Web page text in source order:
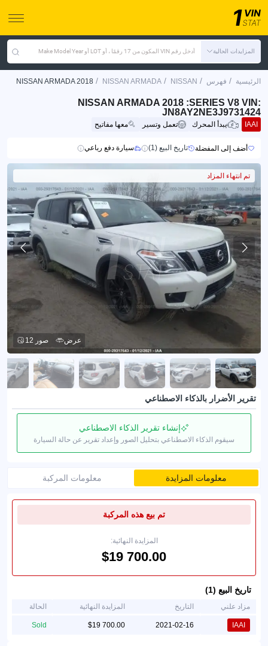
المزايدات الحالية أدخل رقم VIN المكون من 17 رقمًا ، أو LOT أو Make Model Year
الرئيسية / فهرس /
NISSAN
/
NISSAN ARMADA
/
NISSAN ARMADA 2018
NISSAN ARMADA 2018 :SERIES V8 VIN:
JN8AY2NE3J9731424
IAAI يبدأ المحرك تعمل وتسير معها مفاتيح
أضف إلى المفضلة تاريخ البيع (1) سيارة دفع رباعي
تم انتهاء المزاد
12 صور عرض
تقرير الأضرار بالذكاء الاصطناعي
إنشاء تقرير الذكاء الاصطناعي
سيقوم الذكاء الاصطناعي بتحليل الصور وإعداد تقرير عن حالة السيارة
معلومات المزايدة معلومات المركبة
تم بيع هذه المركبة
المزايدة النهائية:
تاريخ البيع (1)
مزاد علني التاريخ المزايدة النهائية الحالة
IAAI
2021-02-16
Sold